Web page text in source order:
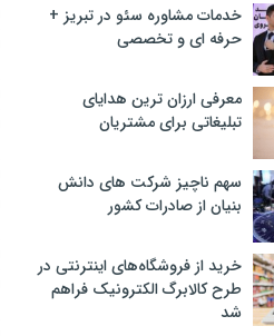
خدمات مشاوره سئو در تبریز +
حرفه ای و تخصصی
معرفی ارزان ترین هدایای
تبلیغاتی برای مشتریان
سهم ناچیز شرکت های دانش
بنیان از صادرات کشور
خرید از فروشگاه‌های اینترنتی در
طرح کالابرگ الکترونیک فراهم
شد